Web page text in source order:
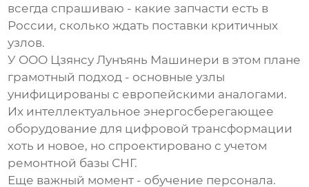
всегда спрашиваю - какие запчасти есть в
России, сколько ждать поставки критичных
узлов.
У ООО Цзянсу Лунъянь Машинери в этом плане
грамотный подход - основные узлы
унифицированы с европейскими аналогами.
Их интеллектуальное энергосберегающее
оборудование для цифровой трансформации
хоть и новое, но спроектировано с учетом
ремонтной базы СНГ.
Еще важный момент - обучение персонала.